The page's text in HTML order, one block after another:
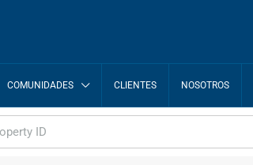
COMUNIDADES CLIENTES NOSOTROS